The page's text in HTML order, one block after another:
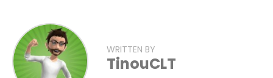
WRITTEN BY
TinouCLT